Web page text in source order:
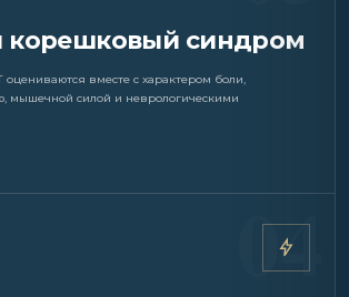
корешковый синдром
вместе с характером боли,
мышечной силой и неврологическими